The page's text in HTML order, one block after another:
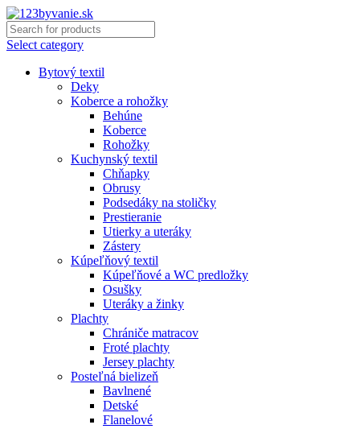
Select category
Bytový textil
Deky
Koberce a rohožky
Behúne
Koberce
Rohožky
Kuchynský textil
Chňapky
Obrusy
Podsedáky na stoličky
Prestieranie
Utierky a uteráky
Zástery
Kúpeľňový textil
Kúpeľňové a WC predložky
Osušky
Uteráky a žinky
Plachty
Chrániče matracov
Froté plachty
Jersey plachty
Posteľná bielizeň
Bavlnené
Detské
Flanelové